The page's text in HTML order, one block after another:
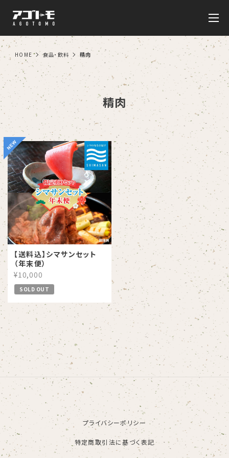
HOME 食品・飲料 精肉
精肉
【送料込】シマサンセット
（年末便）
¥10,000
SOLD OUT
プライバシーポリシー
特定商取引法に基づく表記